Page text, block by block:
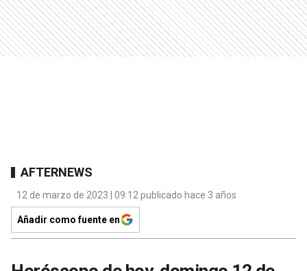
AFTERNEWS
12 de marzo de 2023 | 09:12 publicado hace 3 años
Añadir como fuente en